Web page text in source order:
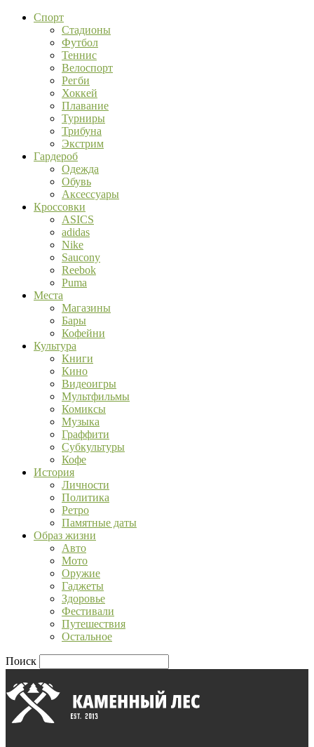
Спорт
Стадионы
Футбол
Теннис
Велоспорт
Регби
Хоккей
Плавание
Турниры
Трибуна
Экстрим
Гардероб
Одежда
Обувь
Аксессуары
Кроссовки
ASICS
adidas
Nike
Saucony
Reebok
Puma
Места
Магазины
Бары
Кофейни
Культура
Книги
Кино
Видеоигры
Мультфильмы
Комиксы
Музыка
Граффити
Субкультуры
Кофе
История
Личности
Политика
Ретро
Памятные даты
Образ жизни
Авто
Мото
Оружие
Гаджеты
Здоровье
Фестивали
Путешествия
Остальное
Поиск